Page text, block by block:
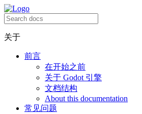
关于
前言
在开始之前
关于 Godot 引擎
文档结构
About this documentation
常见问题